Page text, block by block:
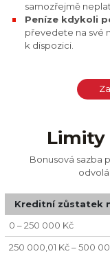
samozřejmě
Peníze kdykoli
převedete na své
k dispozici.
Limity
Bonusová sazba
Kreditní zůstatek
0 – 250 000 Kč
250 000,01 Kč – 500